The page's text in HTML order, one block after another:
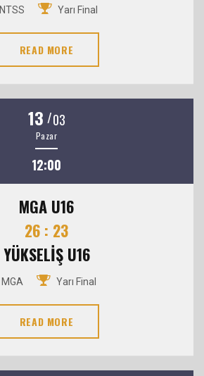
NTSS Yarı Final
READ MORE
13 /03
Pazar
12:00
MGA U16
26 : 23
YÜKSELİŞ U16
MGA Yarı Final
READ MORE